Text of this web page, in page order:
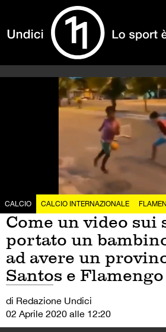
CALCIO CALCIO INTERNAZIONALE
Come un video sui
portato un
ad avere un
Santos e Flamengo
di Redazione Undici
02 Aprile 2020 alle 12:20